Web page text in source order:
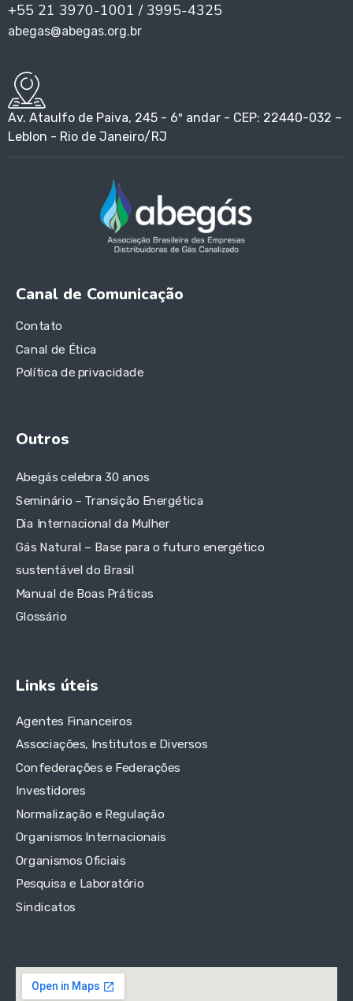
+55 21 3970-1001 / 3995-4325
abegas@abegas.org.br
Av. Ataulfo de Paiva, 245 - 6º andar - CEP: 22440-032 –
Leblon - Rio de Janeiro/RJ
Canal de Comunicação
Contato
Canal de Ética
Política de privacidade
Outros
Abegás celebra 30 anos
Seminário – Transição Energética
Dia Internacional da Mulher
Gás Natural – Base para o futuro energético
sustentável do Brasil
Manual de Boas Práticas
Glossário
Links úteis
Agentes Financeiros
Associações, Institutos e Diversos
Confederações e Federações
Investidores
Normalização e Regulação
Organismos Internacionais
Organismos Oficiais
Pesquisa e Laboratório
Sindicatos